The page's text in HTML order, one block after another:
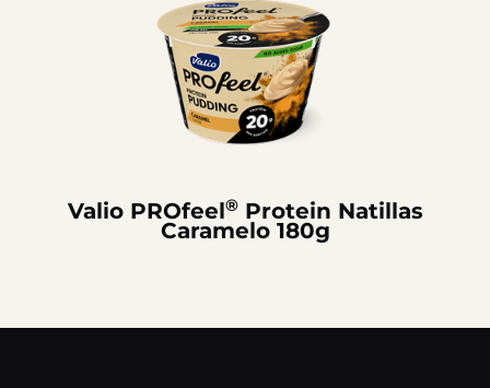
Valio PROfeel®Protein Natillas
Caramelo 180g